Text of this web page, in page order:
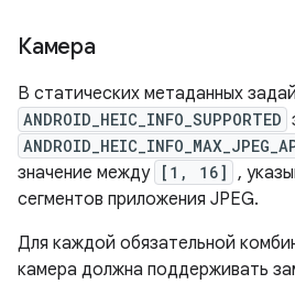
Камера
В статических метаданных
ANDROID_HEIC_INFO_SUPPORTED
значение между [1, 16] ,
сегментов приложения JPEG.
Для каждой обязательной
камера должна поддерживать